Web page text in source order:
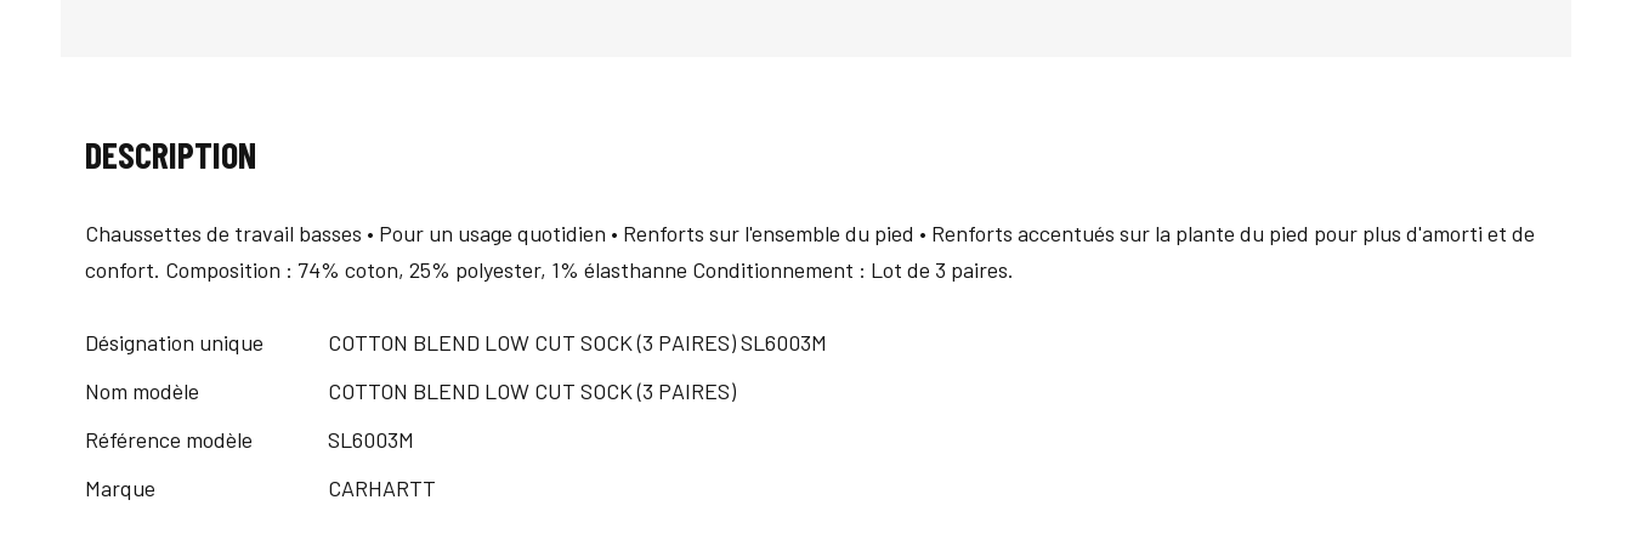
DESCRIPTION
Chaussettes de travail basses • Pour un usage quotidien • Renforts sur l'ensemble du pied • Renforts accentués sur la plante du pied pour plus d'amorti et de
confort. Composition : 74% coton, 25% polyester, 1% élasthanne Conditionnement : Lot de 3 paires.
Désignation unique
COTTON BLEND LOW CUT SOCK (3 PAIRES) SL6003M
Nom modèle
COTTON BLEND LOW CUT SOCK (3 PAIRES)
Référence modèle
SL6003M
Marque
CARHARTT